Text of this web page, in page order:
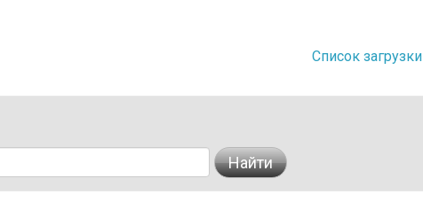
Список загрузки
Найти